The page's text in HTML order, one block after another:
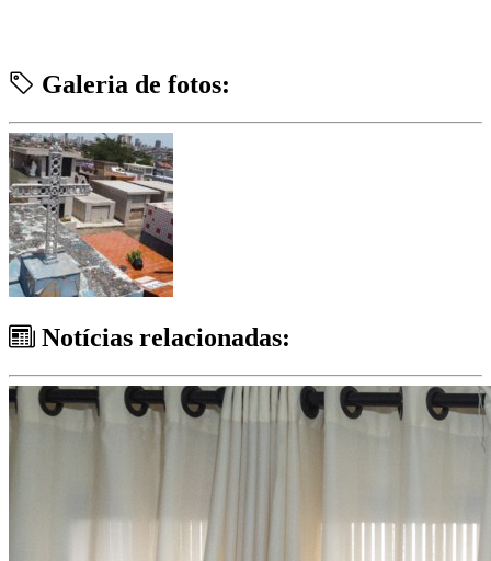
Galeria de fotos:
Notícias relacionadas: